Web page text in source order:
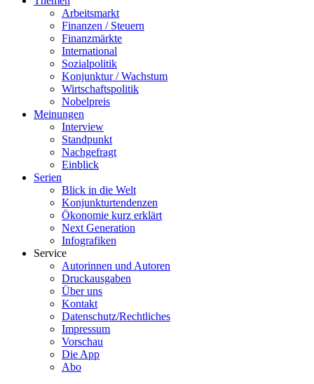
Arbeitsmarkt
Finanzen / Steuern
Finanzmärkte
International
Sozialpolitik
Konjunktur / Wachstum
Wirtschaftspolitik
Nobelpreis
Meinungen
Interview
Standpunkt
Nachgefragt
Einblick
Serien
Blick in die Welt
Konjunkturtendenzen
Ökonomie kurz erklärt
Next Generation
Infografiken
Service
Autorinnen und Autoren
Druckausgaben
Über uns
Kontakt
Datenschutz/Rechtliches
Impressum
Vorschau
Die App
Abo